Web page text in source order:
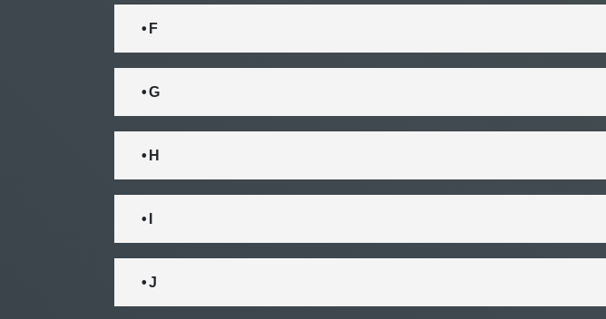
• F
• G
• H
• I
• J